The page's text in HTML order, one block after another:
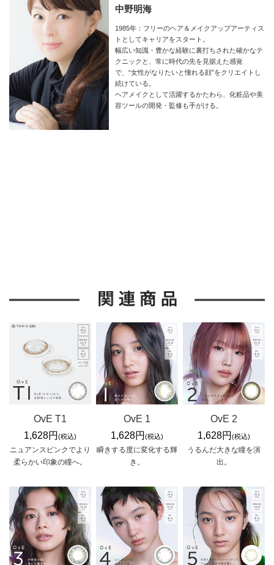
中野明海
1985年：フリーのヘア＆メイクアップアーティス
トとしてキャリアをスタート。
幅広い知識・豊かな経験に裏打ちされた確かなテ
クニックと、常に時代の先を見据えた感覚
で、“女性がなりたいと憧れる顔”をクリエイトし
続けている。
ヘアメイクとして活躍するかたわら、化粧品や美
容ツールの開発・監修も手がける。
OvE T1
1,628円 (税込)
ニュアンスピンクでより
柔らかい印象の瞳へ。
OvE 1
1,628円 (税込)
瞬きする度に変化する輝
き。
OvE 2
1,628円(税込)
うるんだ大きな瞳を演
出。